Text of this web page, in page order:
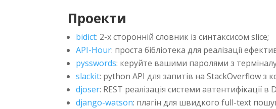
Проекти
bidict: 2-х сторонній словник із синтаксисом slice;
API-Hour: проста бібліотека для реалізації
pysswords: керуйте вашими паролями з
slackit: python API для запитів на StackOverflow з
djoser: REST реалізація системи автентифікації в
django-watson: плагін для швидкого full-text